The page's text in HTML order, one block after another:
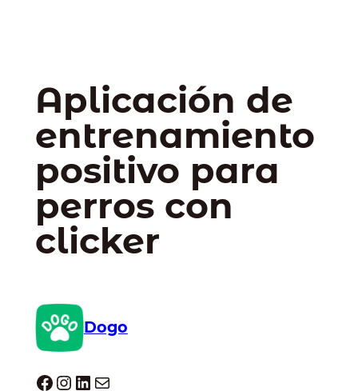
Aplicación de
entrenamiento
positivo para
perros con
clicker
Dogo
Dogo facebook InstagramLinkedIn Correo electrónico